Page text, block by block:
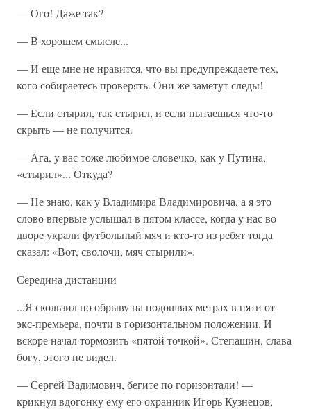
— Ого! Даже так?
— В хорошем смысле...
— И еще мне не нравится, что вы предупреждаете тех,
кого собираетесь проверять. Они же заметут следы!
— Если стырил, так стырил, и если пытаешься что-то
скрыть — не получится.
— Ага, у вас тоже любимое словечко, как у Путина,
«стырил»... Откуда?
— Не знаю, как у Владимира Владимировича, а я это
слово впервые услышал в пятом классе, когда у нас во
дворе украли футбольный мяч и кто-то из ребят тогда
сказал: «Вот, сволочи, мяч стырили».
Середина дистанции
...Я скользил по обрыву на подошвах метрах в пяти от
экс-премьера, почти в горизонтальном положении. И
вскоре начал тормозить «пятой точкой». Степашин, слава
богу, этого не видел.
— Сергей Вадимович, бегите по горизонтали! —
крикнул вдогонку ему его охранник Игорь Кузнецов,